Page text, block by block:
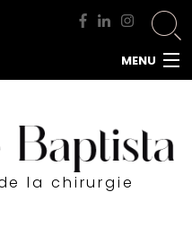
MENU
la chirurgie